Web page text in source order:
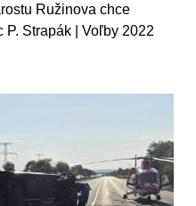
Ružinova chce
Strapák | Voľby 2022